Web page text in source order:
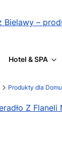
Hotel & SPA
Produkty dla Domu